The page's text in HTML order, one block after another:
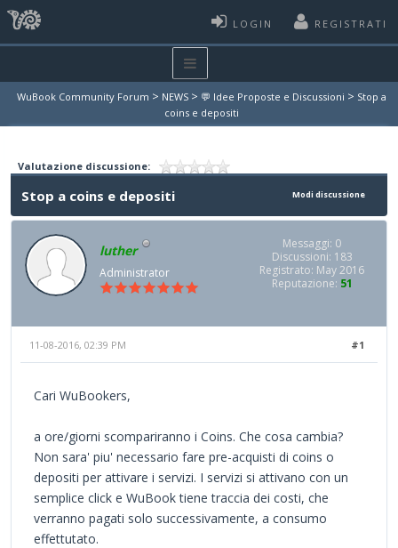
LOGIN REGISTRATI
WuBook Community Forum > NEWS > 💬 Idee Proposte e Discussioni > Stop a
coins e depositi
Valutazione discussione:
Modi discussione
Stop a coins e depositi
luther
Administrator
Messaggi: 0
Discussioni: 183
Registrato: May 2016
Reputazione: 51
#1
11-08-2016, 02:39 PM
Cari WuBookers,
a ore/giorni scompariranno i Coins. Che cosa cambia?
Non sara' piu' necessario fare pre-acquisti di coins o
depositi per attivare i servizi. I servizi si attivano con un
semplice click e WuBook tiene traccia dei costi, che
verranno pagati solo successivamente, a consumo
effettutato.